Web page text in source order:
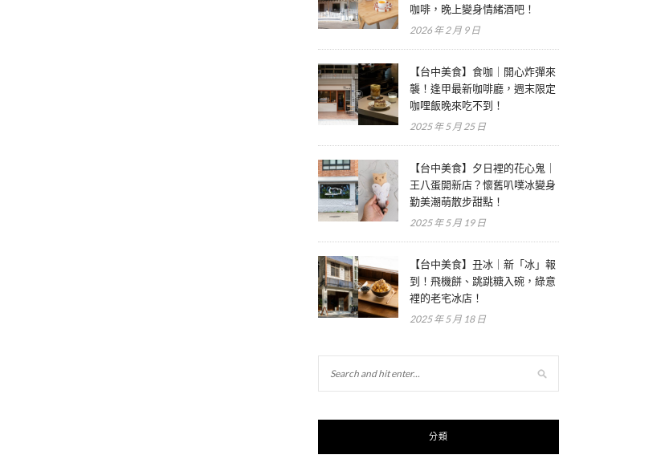
咖啡，晚上變身情緒酒吧！
2026 年 2 月 9 日
【台中美食】食咖｜開心炸彈來
襲！逢甲最新咖啡廳，週末限定
咖哩飯晚來吃不到！
2025 年 5 月 25 日
【台中美食】夕日裡的花心鬼｜
王八蛋開新店？懷舊叭噗冰變身
勤美潮萌散步甜點！
2025 年 5 月 19 日
【台中美食】丑冰｜新「冰」報
到！飛機餅、跳跳糖入碗，綠意
裡的老宅冰店！
2025 年 5 月 18 日
分類